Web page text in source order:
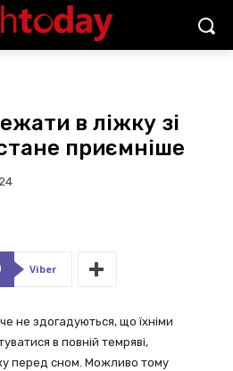
в ліжку зі
приємніше
Viber
не здогадуються, що їхніми
в повній темряві,
перед сном. Можливо тому